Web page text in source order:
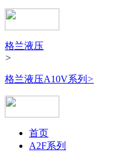
格兰液压
>
格兰液压A10V系列 >
首页
A2F系列